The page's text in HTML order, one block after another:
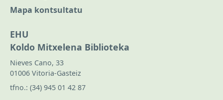
Mapa kontsultatu
EHU
Koldo Mitxelena Biblioteka
Nieves Cano, 33
01006 Vitoria-Gasteiz
tfno.: (34) 945 01 42 87